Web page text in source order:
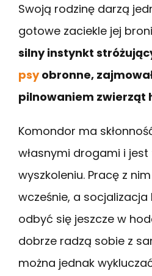
Swoją rodzinę darzą
gotowe zaciekle jej
silny instynkt
psyobronne,
pilnowaniem zwierząt
Komondor ma
własnymi drogami i
wyszkoleniu. Pracę z
wcześnie, a socjalizacja
odbyć się jeszcze w
dobrze radzą sobie z
można jednak